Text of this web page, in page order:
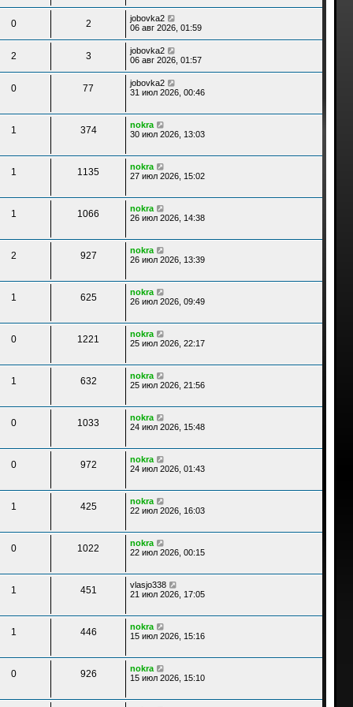
0 2
jobovka2
06 авг 2026, 01:59
2 3
jobovka2
06 авг 2026, 01:57
0 77
jobovka2
31 июл 2026, 00:46
1 374
nokra
30 июл 2026, 13:03
1 1135
nokra
27 июл 2026, 15:02
1 1066
nokra
26 июл 2026, 14:38
2 927
nokra
26 июл 2026, 13:39
1 625
nokra
26 июл 2026, 09:49
0 1221
nokra
25 июл 2026, 22:17
1 632
nokra
25 июл 2026, 21:56
0 1033
nokra
24 июл 2026, 15:48
0 972
nokra
24 июл 2026, 01:43
1 425
nokra
22 июл 2026, 16:03
0 1022
nokra
22 июл 2026, 00:15
1 451
vlasjo338
21 июл 2026, 17:05
1 446
nokra
15 июл 2026, 15:16
0 926
nokra
15 июл 2026, 15:10